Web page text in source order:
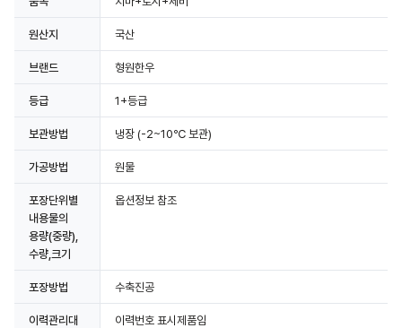
원산지 국산
브랜드 형원한우
등급 1+등급
보관방법 냉장 (-2~10℃ 보관)
가공방법 원물
포장단위별
내용물의
용량(중량),
수량,크기
옵션정보 참조
포장방법 수축진공
이력관리대
이력번호 표시제품임